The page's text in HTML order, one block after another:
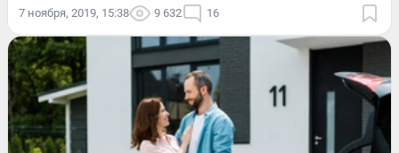
7 ноября, 2019, 15:38 9 632 16